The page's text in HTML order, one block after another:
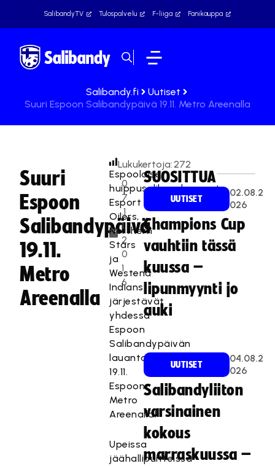
SalibandyTV Tulospalvelu F-liiga Fanikauppa
Salibandy.fi
Uutiset
Suuri Espoon Salibandypäivä 19.11. Metro Areenalla
Suuri
Espoon
Salibandypäivä
19.11.
Metro
Areenalla
0
7
.1
1.
2
0
1
6
Lukukertoja:272
Espoolaiset
huippusalibandyseurat
Esport
Oilers,
Northern
Stars
ja
Westend
Indians
järjestävät
yhdessä
Espoon
Salibandypäivän
lauantaina
19.11.
Espoon
Metro
Areenalla!
Upeissa
jäähallipuitteissa
SUOSITTUA
UUTISET
02.08.2
026
Champions Cup
vauhtiin tässä
kuussa –
lipunmyynti jo
auki
UUTISET
04.08.2
026
Salibandyliiton
varsinainen
kokous
marraskuussa –